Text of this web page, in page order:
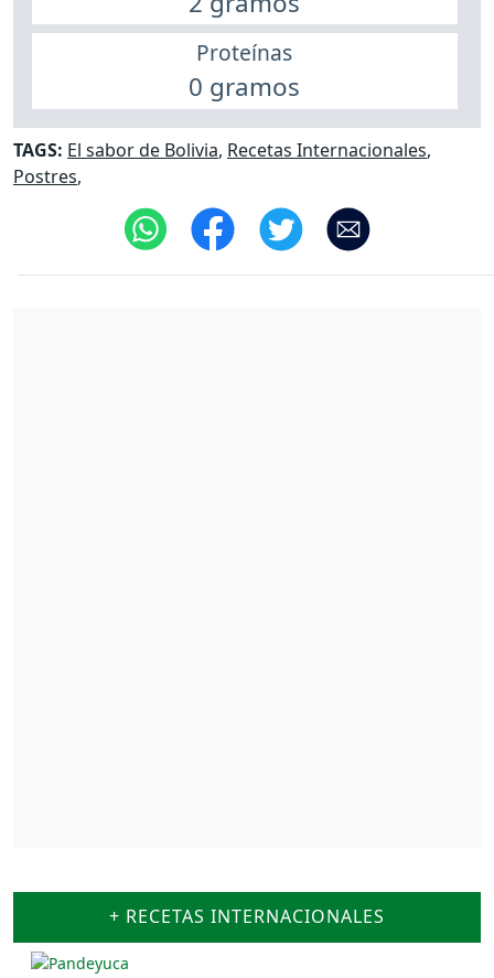
Proteínas
0 gramos
TAGS: El sabor de Bolivia, Recetas Internacionales,
Postres,
+ RECETAS INTERNACIONALES